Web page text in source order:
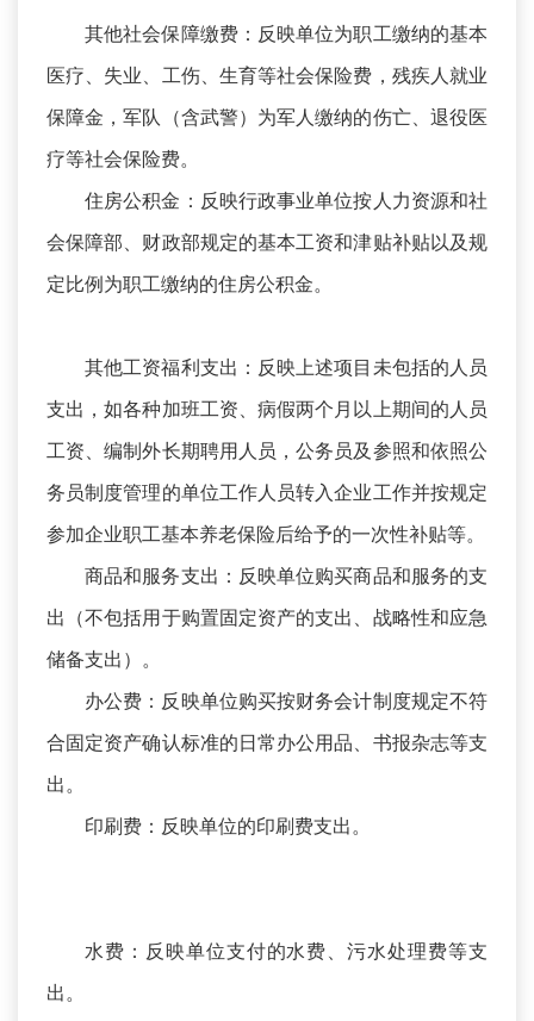
其他社会保障缴费：反映单位为职工缴纳的基本
医疗、失业、工伤、生育等社会保险费，残疾人就业
保障金，军队（含武警）为军人缴纳的伤亡、退役医
疗等社会保险费。
住房公积金：反映行政事业单位按人力资源和社
会保障部、财政部规定的基本工资和津贴补贴以及规
定比例为职工缴纳的住房公积金。
其他工资福利支出：反映上述项目未包括的人员
支出，如各种加班工资、病假两个月以上期间的人员
工资、编制外长期聘用人员，公务员及参照和依照公
务员制度管理的单位工作人员转入企业工作并按规定
参加企业职工基本养老保险后给予的一次性补贴等。
商品和服务支出：反映单位购买商品和服务的支
出（不包括用于购置固定资产的支出、战略性和应急
储备支出）。
办公费：反映单位购买按财务会计制度规定不符
合固定资产确认标准的日常办公用品、书报杂志等支
出。
印刷费：反映单位的印刷费支出。
水费：反映单位支付的水费、污水处理费等支
出。